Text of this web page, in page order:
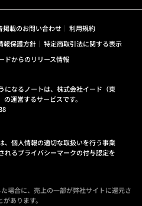
掲載のお問い合わせ
利用規約
報保護方針
特定商取引法に関する表示
ドからのリリース情報
になるノートは、株式会社イード（東
の運営するサービスです。
、個人情報の適切な取扱いを行う事業
れるプライバシーマークの付与認定を
場合に、売上の一部が弊社サイトに還元さ
あります。